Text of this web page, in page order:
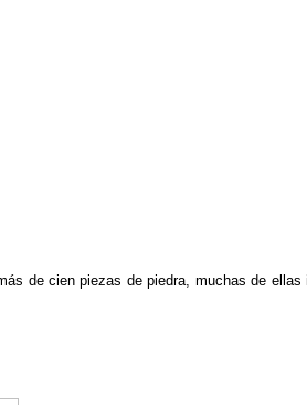
de cien piezas de piedra, muchas de